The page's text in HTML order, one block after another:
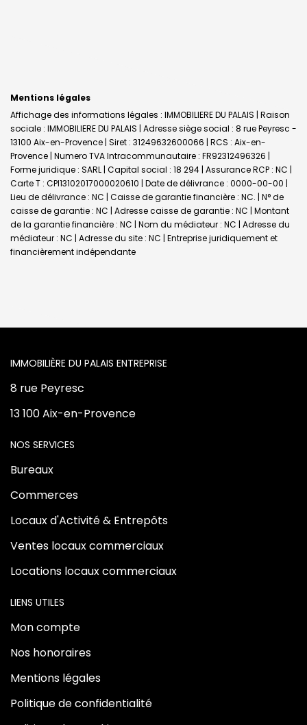
Mentions légales
Affichage des informations légales : IMMOBILIERE DU PALAIS | Raison
sociale : IMMOBILIERE DU PALAIS | Adresse siège social : 8 rue Peyresc -
13100 Aix-en-Provence | Siret : 31249632600066 | RCS : Aix-en-
Provence | Numero TVA Intracommunautaire : FR92312496326 |
Forme juridique : SARL | Capital social : 18 294 | Assurance RCP : NC |
Carte T : CPI13102017000020610 | Date de délivrance : 0000-00-00 |
Lieu de délivrance : NC | Caisse de garantie financière : NC. | N° de
caisse de garantie : NC | Adresse caisse de garantie : NC | Montant
de la garantie financière : NC | Nom du médiateur : NC | Adresse du
médiateur : NC | Adresse du site : NC | Entreprise juridiquement et
financièrement indépendante
L'AGENCE
8 rue Peyresc
13 100 Aix-en-Provence
NOS SERVICES
Bureaux
Commerces
Locaux d'Activité & Entrepôts
Ventes locaux commerciaux
Locations locaux commerciaux
LIENS UTILES
Mon compte
Nos honoraires
Mentions légales
Politique de confidentialité